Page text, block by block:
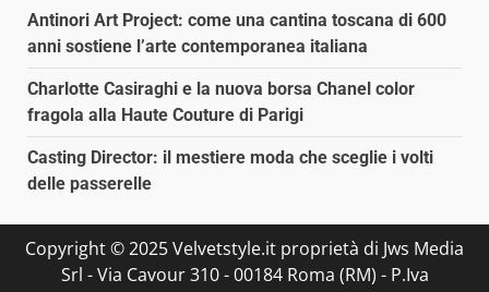
Antinori Art Project: come una cantina toscana di 600
anni sostiene l’arte contemporanea italiana
Charlotte Casiraghi e la nuova borsa Chanel color
fragola alla Haute Couture di Parigi
Casting Director: il mestiere moda che sceglie i volti
delle passerelle
Copyright © 2025 Velvetstyle.it proprietà di Jws Media
Srl - Via Cavour 310 - 00184 Roma (RM) - P.Iva